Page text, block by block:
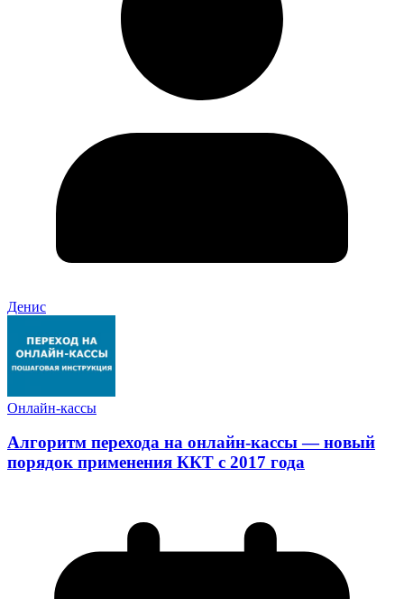
Денис
Онлайн-кассы
Алгоритм перехода на онлайн-кассы — новый
порядок применения ККТ с 2017 года